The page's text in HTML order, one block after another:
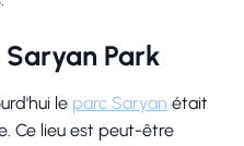
Park
le parc Saryan était
Ce lieu est peut-être